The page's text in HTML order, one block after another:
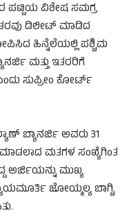
ಪಟ್ಟಿಯ ವಿಶೇಷ ಸಮಗ್ರ
ಡಿಲೀಟ್ ಮಾಡಿದ
ಹಿನ್ನೆಲೆಯಲ್ಲಿ ಪಶ್ಚಿಮ
ಮತ್ತು ಇತರರಿಗೆ
ಸುಪ್ರೀಂ ಕೋರ್ಟ್
ಬ್ಯಾನರ್ಜಿ ಅವರು 31
ಮತಗಳ ಸಂಖ್ಯೆಗಿಂತ
ಅರ್ಜಿಯನ್ನು ಮುಖ್ಯ
ಜೋಯ್ಮಲ್ಯ ಬಾಗ್ಚಿ